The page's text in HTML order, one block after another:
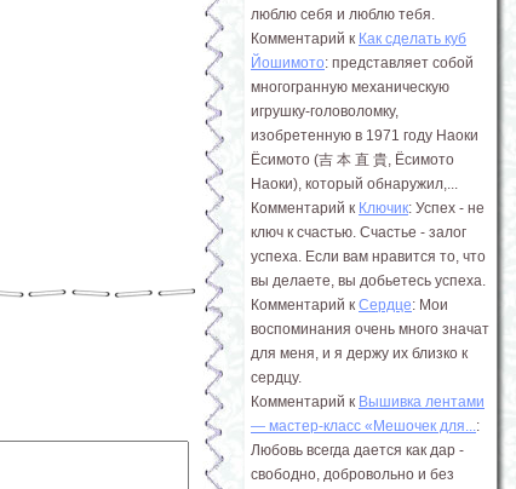
люблю себя и люблю тебя.
Комментарий к Как сделать куб
Йошимото: представляет собой
многогранную механическую
игрушку-головоломку,
изобретенную в 1971 году Наоки
Ёсимото (吉 本 直 貴, Ёсимото
Наоки), который обнаружил,...
Комментарий к Ключик: Успех - не
ключ к счастью. Счастье - залог
успеха. Если вам нравится то, что
вы делаете, вы добьетесь успеха.
Комментарий к Сердце: Мои
воспоминания очень много значат
для меня, и я держу их близко к
сердцу.
Комментарий к Вышивка лентами
― мастер-класс «Мешочек для...:
Любовь всегда дается как дар -
свободно, добровольно и без